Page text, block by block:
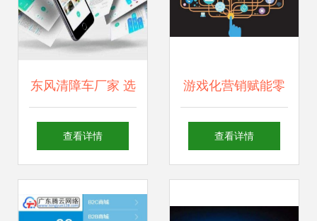
东风清障车厂家 选
择权威供应商，护
时代
查看详情
游戏化营销赋能零
售 网络游戏研发商
启商业新篇章
查看详情